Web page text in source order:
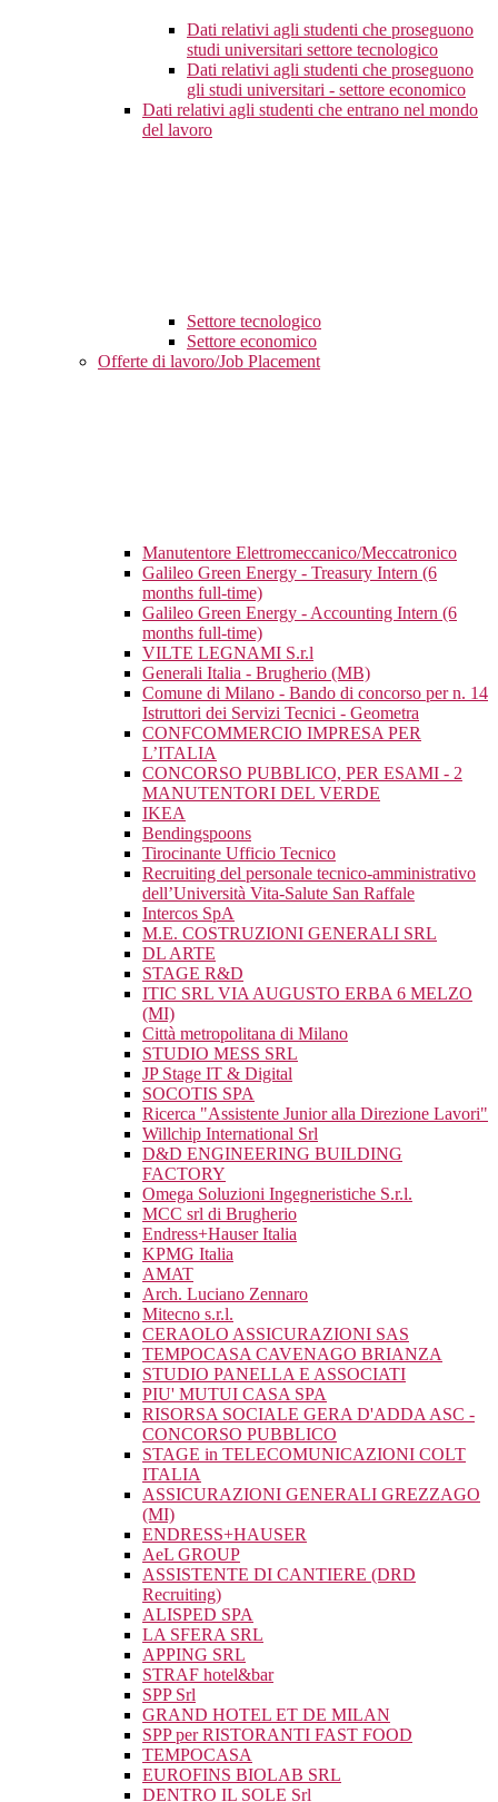
Dati relativi agli studenti che proseguono
studi universitari settore tecnologico
Dati relativi agli studenti che proseguono
gli studi universitari - settore economico
Dati relativi agli studenti che entrano nel mondo
del lavoro
Settore tecnologico
Settore economico
Offerte di lavoro/Job Placement
Manutentore Elettromeccanico/Meccatronico
Galileo Green Energy - Treasury Intern (6
months full-time)
Galileo Green Energy - Accounting Intern (6
months full-time)
VILTE LEGNAMI S.r.l
Generali Italia - Brugherio (MB)
Comune di Milano - Bando di concorso per n. 14
Istruttori dei Servizi Tecnici - Geometra
CONFCOMMERCIO IMPRESA PER
L’ITALIA
CONCORSO PUBBLICO, PER ESAMI - 2
MANUTENTORI DEL VERDE
IKEA
Bendingspoons
Tirocinante Ufficio Tecnico
Recruiting del personale tecnico-amministrativo
dell’Università Vita-Salute San Raffale
Intercos SpA
M.E. COSTRUZIONI GENERALI SRL
DL ARTE
STAGE R&D
ITIC SRL VIA AUGUSTO ERBA 6 MELZO
(MI)
Città metropolitana di Milano
STUDIO MESS SRL
JP Stage IT & Digital
SOCOTIS SPA
Ricerca "Assistente Junior alla Direzione Lavori"
Willchip International Srl
D&D ENGINEERING BUILDING
FACTORY
Omega Soluzioni Ingegneristiche S.r.l.
MCC srl di Brugherio
Endress+Hauser Italia
KPMG Italia
AMAT
Arch. Luciano Zennaro
Mitecno s.r.l.
CERAOLO ASSICURAZIONI SAS
TEMPOCASA CAVENAGO BRIANZA
STUDIO PANELLA E ASSOCIATI
PIU' MUTUI CASA SPA
RISORSA SOCIALE GERA D'ADDA ASC -
CONCORSO PUBBLICO
STAGE in TELECOMUNICAZIONI COLT
ITALIA
ASSICURAZIONI GENERALI GREZZAGO
(MI)
ENDRESS+HAUSER
AeL GROUP
ASSISTENTE DI CANTIERE (DRD
Recruiting)
ALISPED SPA
LA SFERA SRL
APPING SRL
STRAF hotel&bar
SPP Srl
GRAND HOTEL ET DE MILAN
SPP per RISTORANTI FAST FOOD
TEMPOCASA
EUROFINS BIOLAB SRL
DENTRO IL SOLE Srl